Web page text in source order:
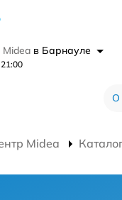
в Барнауле
О
Midea